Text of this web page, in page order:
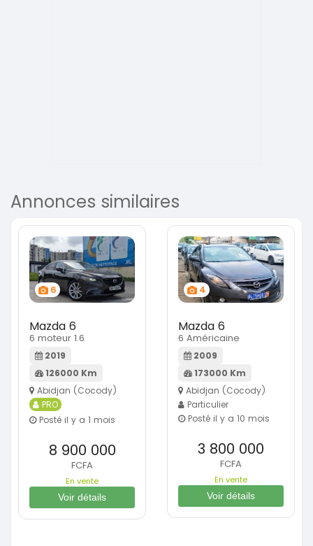
Annonces similaires
6
Mazda 6
6 moteur 1.6
2019
126000 Km
Abidjan (Cocody)
PRO
Posté il y a 1 mois
8 900 000
FCFA
En vente
Voir détails
4
Mazda 6
6 Américaine
2009
173000 Km
Abidjan (Cocody)
Particulier
Posté il y a 10 mois
3 800 000
FCFA
En vente
Voir détails